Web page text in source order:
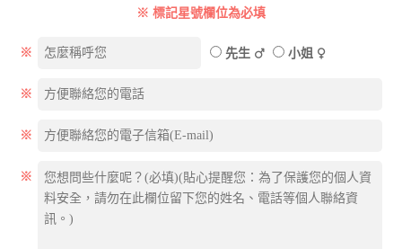
※ 標記星號欄位為必填
※ 先生 小姐
※
※
※